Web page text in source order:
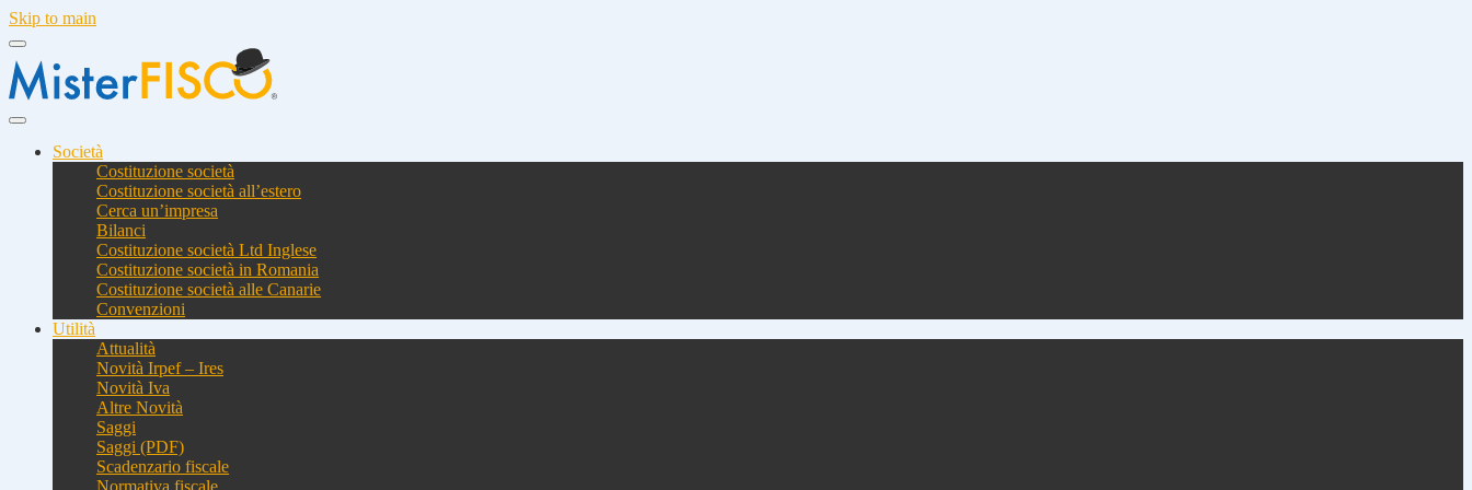
Skip to main
Società
Costituzione società
Costituzione società all’estero
Cerca un’impresa
Bilanci
Costituzione società Ltd Inglese
Costituzione società in Romania
Costituzione società alle Canarie
Convenzioni
Utilità
Attualità
Novità Irpef – Ires
Novità Iva
Altre Novità
Saggi
Saggi (PDF)
Scadenzario fiscale
Normativa fiscale